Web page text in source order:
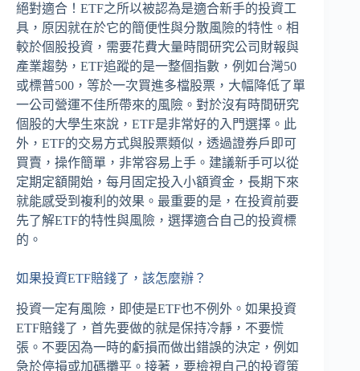
絕對適合！ETF之所以被認為是適合新手的投資工
具，原因就在於它的簡便性與分散風險的特性。相
較於個股投資，需要花費大量時間研究公司財報與
產業趨勢，ETF追蹤的是一整個指數，例如台灣50
或標普500，等於一次買進多檔股票，大幅降低了單
一公司營運不佳所帶來的風險。對於沒有時間研究
個股的大學生來說，ETF是非常好的入門選擇。此
外，ETF的交易方式與股票類似，透過證券戶即可
買賣，操作簡單，非常容易上手。建議新手可以從
定期定額開始，每月固定投入小額資金，長期下來
就能感受到複利的效果。最重要的是，在投資前要
先了解ETF的特性與風險，選擇適合自己的投資標
的。
如果投資ETF賠錢了，該怎麼辦？
投資一定有風險，即使是ETF也不例外。如果投資
ETF賠錢了，首先要做的就是保持冷靜，不要慌
張。不要因為一時的虧損而做出錯誤的決定，例如
急於停損或加碼攤平。接著，要檢視自己的投資策